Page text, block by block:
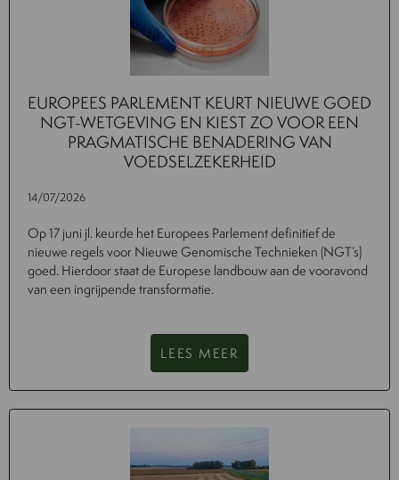
EUROPEES PARLEMENT KEURT NIEUWE GOED
NGT-WETGEVING EN KIEST ZO VOOR EEN
PRAGMATISCHE BENADERING VAN
VOEDSELZEKERHEID
14/07/2026
Op 17 juni jl. keurde het Europees Parlement definitief de
nieuwe regels voor Nieuwe Genomische Technieken (NGT’s)
goed. Hierdoor staat de Europese landbouw aan de vooravond
van een ingrijpende transformatie.
LEES MEER